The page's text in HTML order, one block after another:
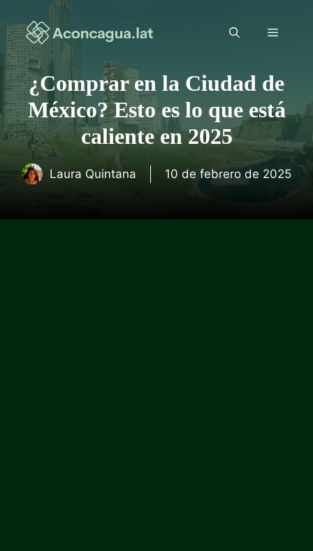
al
contenido
Menú
¿Comprar en la Ciudad de
México? Esto es lo que está
caliente en 2025
Laura Quintana 10 de febrero de 2025